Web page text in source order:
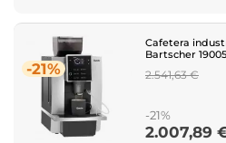
-21%
Cafetera
Bartscher
Regular
2.541,63 €
-21%
Price
2.007,89